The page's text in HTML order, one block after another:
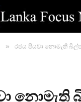
» රජය පියවා නොමැති බිල්පත්වල
නොමැති